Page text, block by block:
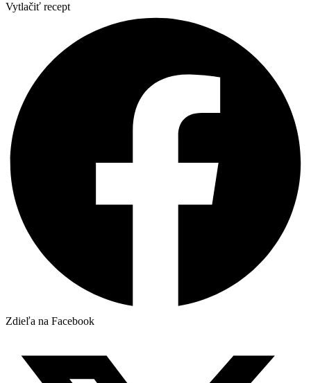
Vytlačiť recept
Zdieľa na Facebook